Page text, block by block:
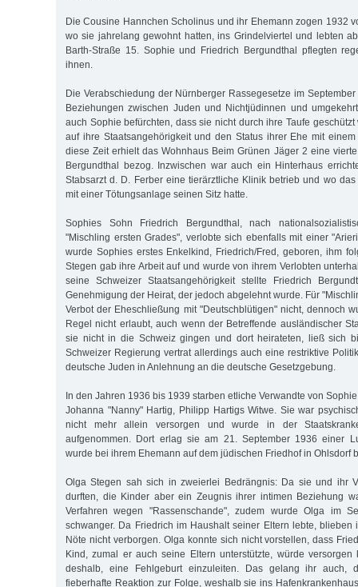
Die Cousine Hannchen Scholinus und ihr Ehemann zogen 1932
wo sie jahrelang gewohnt hatten, ins Grindelviertel und lebten
Barth-Straße 15. Sophie und Friedrich Bergundthal pflegten
ihnen.
Die Verabschiedung der Nürnberger Rassegesetze im
Beziehungen zwischen Juden und Nichtjüdinnen und
auch Sophie befürchten, dass sie nicht durch ihre Taufe
auf ihre Staatsangehörigkeit und den Status ihrer Ehe mit
diese Zeit erhielt das Wohnhaus Beim Grünen Jäger 2 eine
Bergundthal bezog. Inzwischen war auch ein Hinterhaus
Stabsarzt d. D. Ferber eine tierärztliche Klinik betrieb und wo
mit einer Tötungsanlage seinen Sitz hatte.
Sophies Sohn Friedrich Bergundthal, nach
"Mischling ersten Grades", verlobte sich ebenfalls mit einer
wurde Sophies erstes Enkelkind, Friedrich/Fred, geboren, ihm
Stegen gab ihre Arbeit auf und wurde von ihrem Verlobten
seine Schweizer Staatsangehörigkeit stellte Friedrich
Genehmigung der Heirat, der jedoch abgelehnt wurde. Für
Verbot der Eheschließung mit "Deutschblütigen" nicht, dennoch
Regel nicht erlaubt, auch wenn der Betreffende ausländischer
sie nicht in die Schweiz gingen und dort heirateten, ließ sich
Schweizer Regierung vertrat allerdings auch eine restriktive
deutsche Juden in Anlehnung an die deutsche Gesetzgebung.
In den Jahren 1936 bis 1939 starben etliche Verwandte von
Johanna "Nanny" Hartig, Philipp Hartigs Witwe. Sie war
nicht mehr allein versorgen und wurde in der
aufgenommen. Dort erlag sie am 21. September 1936 einer
wurde bei ihrem Ehemann auf dem jüdischen Friedhof in Ohlsdorf
Olga Stegen sah sich in zweierlei Bedrängnis: Da sie und ihr
durften, die Kinder aber ein Zeugnis ihrer intimen Beziehung
Verfahren wegen "Rassenschande", zudem wurde Olga im
schwanger. Da Friedrich im Haushalt seiner Eltern lebte, blieben
Nöte nicht verborgen. Olga konnte sich nicht vorstellen, dass
Kind, zumal er auch seine Eltern unterstützte, würde versorgen
deshalb, eine Fehlgeburt einzuleiten. Das gelang ihr auch,
fieberhafte Reaktion zur Folge, weshalb sie ins